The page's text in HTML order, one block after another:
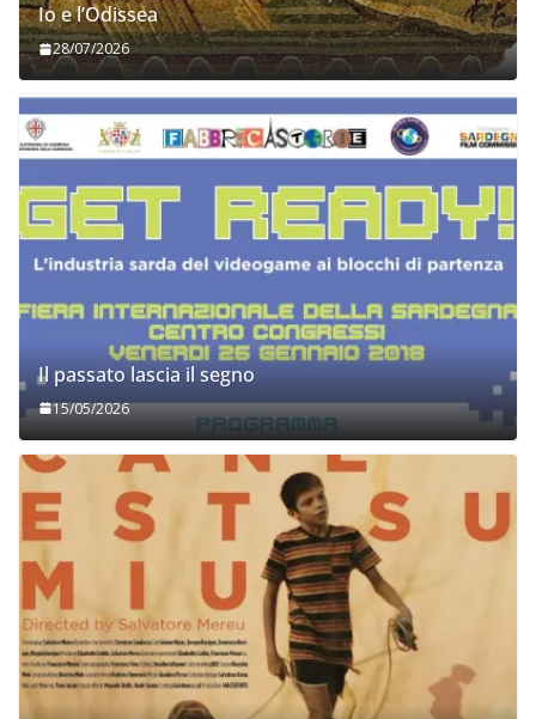
Io e l’Odissea
28/07/2026
Il passato lascia il segno
15/05/2026